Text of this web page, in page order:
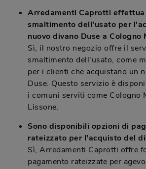
Arredamenti Caprotti
smaltimento dell'usato per
nuovo divano Duse a Cologno
Sì, il nostro negozio offre il
smaltimento dell'usato, come
per i clienti che acquistano un
Duse. Questo servizio è
i comuni serviti come Cologno
Lissone.
Sono disponibili opzioni di
rateizzato per l'acquisto del
Sì, Arredamenti Caprotti offre
pagamento rateizzate per